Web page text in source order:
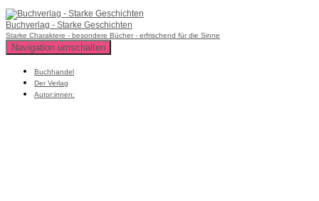
Buchverlag - Starke Geschichten
Starke Charaktere - besondere Bücher - erfrischend für die Sinne
Navigation umschalten
Buchhandel
Der Verlag
Autor:innen: